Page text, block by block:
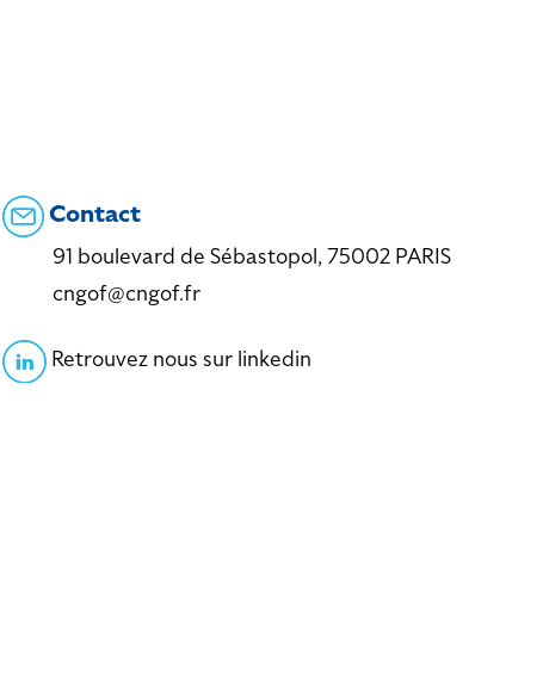
Contact
91 boulevard de Sébastopol, 75002 PARIS
cngof@cngof.fr
Retrouvez nous sur linkedin